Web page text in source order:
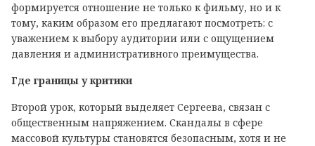
формируется отношение не только к фильму, но и к
тому, каким образом его предлагают посмотреть: с
уважением к выбору аудитории или с ощущением
давления и административного преимущества.
Где границы у критики
Второй урок, который выделяет Сергеева, связан с
общественным напряжением. Скандалы в сфере
массовой культуры становятся безопасным, хотя и не